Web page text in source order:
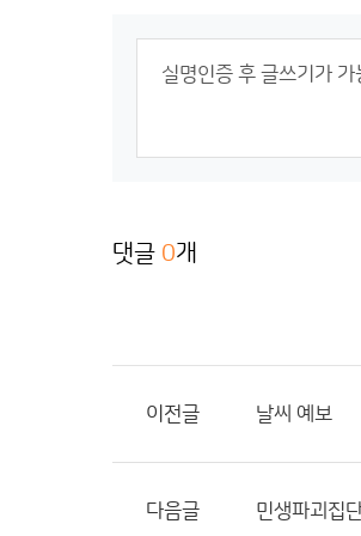
댓글 0개
이전글 날씨 예보
다음글 민생파괴집